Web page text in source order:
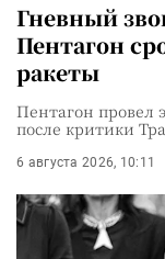
Гневный
Пентагон
ракеты
Пентагон провел
после критики
6 августа 2026, 10:11